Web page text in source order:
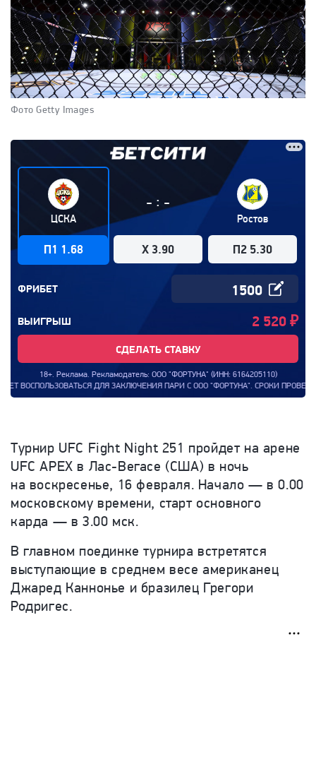
Фото Getty Images
ЦСКА
П1 1.68
- : -
X 3.90
Ростов
П2 5.30
ФРИБЕТ
ВЫИГРЫШ 2 520 ₽
СДЕЛАТЬ СТАВКУ
18+. Реклама. Рекламодатель: ООО "ФОРТУНА" (ИНН: 6164205110)
ДЛЯ ЗАКЛЮЧЕНИЯ ПАРИ С ООО "ФОРТУНА". СРОКИ ПРОВЕДЕНИЯ АКЦИИ:
Турнир UFC Fight Night 251 пройдет на арене
UFC APEX в Лас-Вегасе (США) в ночь
на воскресенье, 16 февраля. Начало — в 0.00
московскому времени, старт основного
карда — в 3.00 мск.
В главном поединке турнира встретятся
выступающие в среднем весе американец
Джаред Каннонье и бразилец Грегори
Родригес.